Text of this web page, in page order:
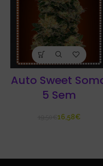
Auto Sweet
5 Sem
16,58€